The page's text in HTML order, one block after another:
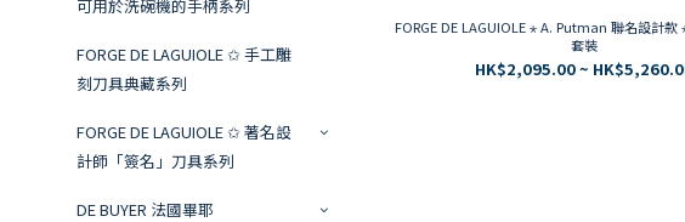
可用於洗碗機的手柄系列
FORGE DE LAGUIOLE ✩ 手工雕
刻刀具典藏系列
FORGE DE LAGUIOLE ✩ 著名設
計師「簽名」刀具系列
DE BUYER 法國畢耶
FORGE DE LAGUIOLE ⋆ A. Putman 聯名設計款 ⋆ 黑檀木牛排刀
套裝
HK$2,095.00 ~